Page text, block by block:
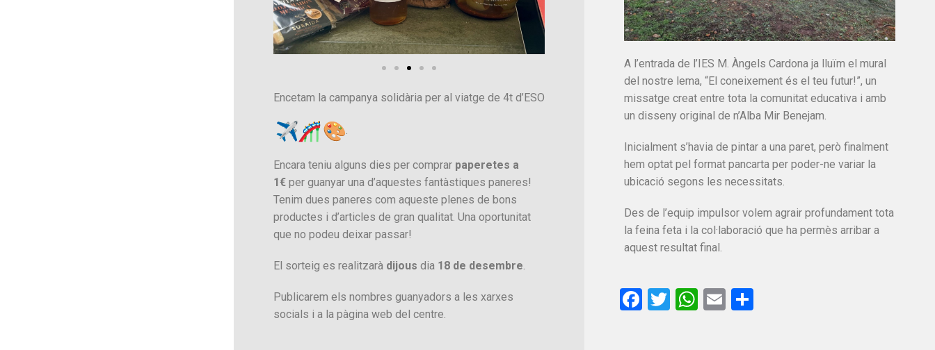
Encetam la campanya solidària per al viatge de 4t d’ESO
.
Encara teniu alguns dies per comprar paperetes a
1€ per guanyar una d’aquestes fantàstiques paneres!
Tenim dues paneres com aqueste plenes de bons
productes i d’articles de gran qualitat. Una oportunitat
que no podeu deixar passar!
El sorteig es realitzarà dijous dia 18 de desembre.
Publicarem els nombres guanyadors a les xarxes
socials i a la pàgina web del centre.
A l’entrada de l’IES M. Àngels Cardona ja lluïm el mural
del nostre lema, “El coneixement és el teu futur!”, un
missatge creat entre tota la comunitat educativa i amb
un disseny original de n’Alba Mir Benejam.
Inicialment s’havia de pintar a una paret, però finalment
hem optat pel format pancarta per poder-ne variar la
ubicació segons les necessitats.
Des de l’equip impulsor volem agrair profundament tota
la feina feta i la col·laboració que ha permès arribar a
aquest resultat final.
Facebook
Twitter
WhatsApp
Email